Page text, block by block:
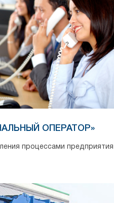
ОПЕРАТОР»
процессами предприятия